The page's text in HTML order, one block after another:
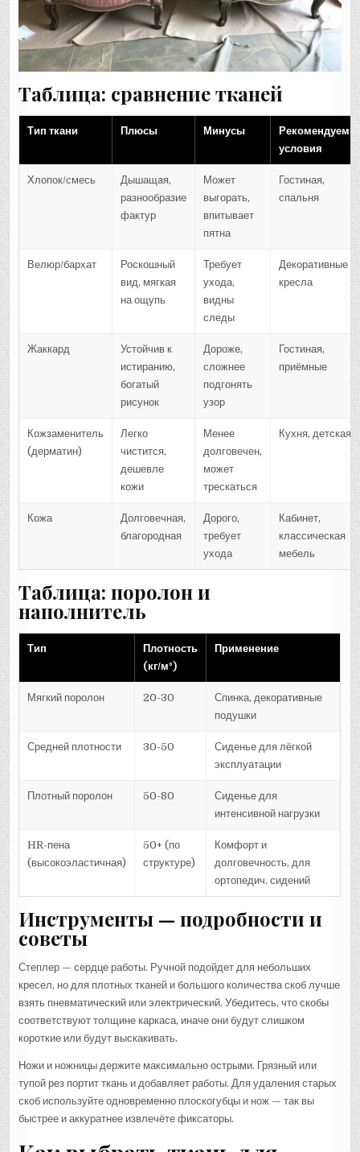
Таблица: сравнение тканей
Тип ткани Плюсы Минусы
условия
Хлопок/смесь
Дышащая,
разнообразие
фактур
Может
выгорать,
впитывает
пятна
Гостиная,
спальня
Велюр/бархат
Роскошный
вид, мягкая
на ощупь
Требует
ухода,
видны
следы
Декоративные
кресла
Жаккард
Устойчив к
истиранию,
богатый
рисунок
Дороже,
сложнее
подгонять
узор
Гостиная,
приёмные
Кожзаменитель
(дерматин)
Легко
чистится,
дешевле
кожи
Менее
долговечен,
может
трескаться
Кухня, детская
Кожа
Долговечная,
благородная
Дорого,
требует
ухода
Кабинет,
классическая
мебель
Таблица: поролон и
наполнитель
Тип
Плотность
(кг/м³)
Применение
Мягкий поролон 20-30
Спинка, декоративные
подушки
Средней плотности 30-50
Сиденье для лёгкой
эксплуатации
Плотный поролон 50-80
Сиденье для
интенсивной нагрузки
HR-пена
(высокоэластичная)
50+ (по
структуре)
Комфорт и
долговечность, для
ортопедич. сидений
Инструменты — подробности и
советы
Степлер — сердце работы. Ручной подойдет для небольших
кресел, но для плотных тканей и большого количества скоб лучше
взять пневматический или электрический. Убедитесь, что скобы
соответствуют толщине каркаса, иначе они будут слишком
короткие или будут выскакивать.
Ножи и ножницы держите максимально острыми. Грязный или
тупой рез портит ткань и добавляет работы. Для удаления старых
скоб используйте одновременно плоскогубцы и нож — так вы
быстрее и аккуратнее извлечёте фиксаторы.